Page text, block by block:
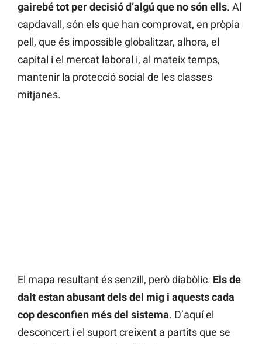
gairebé tot per decisió d’algú que no són ells. Al
capdavall, són els que han comprovat, en pròpia
pell, que és impossible globalitzar, alhora, el
capital i el mercat laboral i, al mateix temps,
mantenir la protecció social de les classes
mitjanes.
El mapa resultant és senzill, però diabòlic. Els de
dalt estan abusant dels del mig i aquests cada
cop desconfien més del sistema. D’aquí el
desconcert i el suport creixent a partits que se